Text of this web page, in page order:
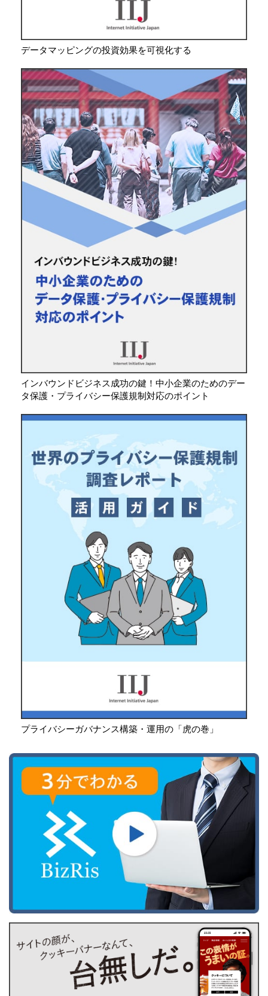
データマッピングの投資効果を可視化する
インバウンドビジネス成功の鍵！中小企業のためのデー
タ保護・プライバシー保護規制対応のポイント
プライバシーガバナンス構築・運用の「虎の巻」